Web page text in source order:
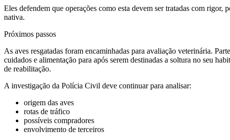
Eles defendem que operações como esta devem ser tratadas com rigor,
nativa.
Próximos passos
As aves resgatadas foram encaminhadas para avaliação veterinária.
cuidados e alimentação para após serem destinadas a soltura no seu
de reabilitação.
A investigação da Polícia Civil deve continuar para analisar:
origem das aves
rotas de tráfico
possíveis compradores
envolvimento de terceiros